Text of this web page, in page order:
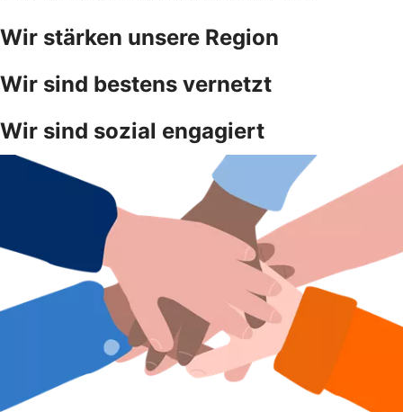
Wir stärken unsere Region
Wir sind bestens vernetzt
Wir sind sozial engagiert